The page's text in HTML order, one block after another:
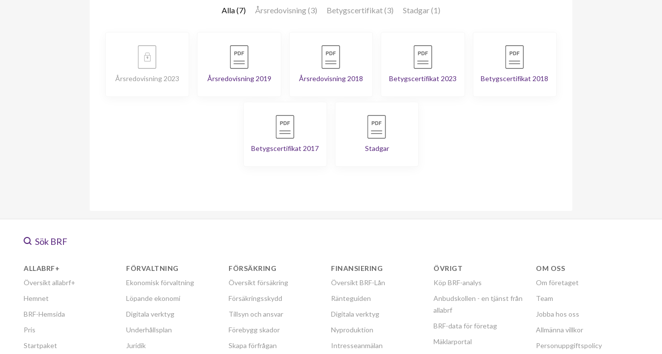
Alla (7)
Årsredovisning (3) Betygscertifikat (3) Stadgar (1)
Årsredovisning 2023 Årsredovisning 2019 Årsredovisning 2018 Betygscertifikat 2023 Betygscertifikat 2018
Betygscertifikat 2017 Stadgar
Sök BRF
ALLABRF+
Översikt allabrf+
Hemnet
BRF-Hemsida
Pris
Startpaket
FÖRVALTNING
Ekonomisk förvaltning
Löpande ekonomi
Digitala verktyg
Underhållsplan
Juridik
FÖRSÄKRING
Översikt försäkring
Försäkringsskydd
Tillsyn och ansvar
Förebygg skador
Skapa förfrågan
FINANSIERING
Översikt BRF-Lån
Ränteguiden
Digitala verktyg
Nyproduktion
Intresseanmälan
ÖVRIGT
Köp BRF-analys
Anbudskollen - en tjänst från
allabrf
BRF-data för företag
Mäklarportal
OM OSS
Om företaget
Team
Jobba hos oss
Allmänna villkor
Personuppgiftspolicy